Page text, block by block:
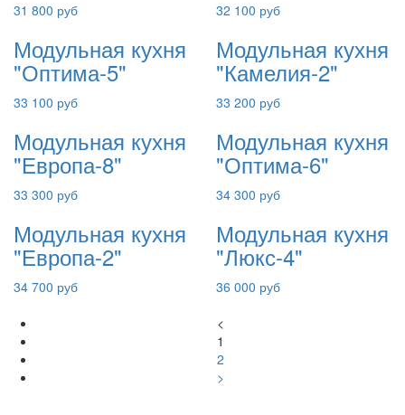
31 800 руб 32 100 руб
Модульная кухня
"Оптима-5"
33 100 руб
Модульная кухня
"Камелия-2"
33 200 руб
Модульная кухня
"Европа-8"
33 300 руб
Модульная кухня
"Оптима-6"
34 300 руб
Модульная кухня
"Европа-2"
34 700 руб
Модульная кухня
"Люкс-4"
36 000 руб
<
1
2
>